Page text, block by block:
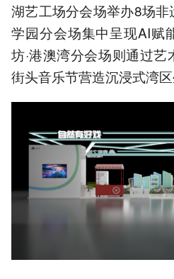
湖艺工场分会场举办8场
学园分会场集中呈现AI赋
坊·港澳湾分会场则通过艺
街头音乐节营造沉浸式湾区